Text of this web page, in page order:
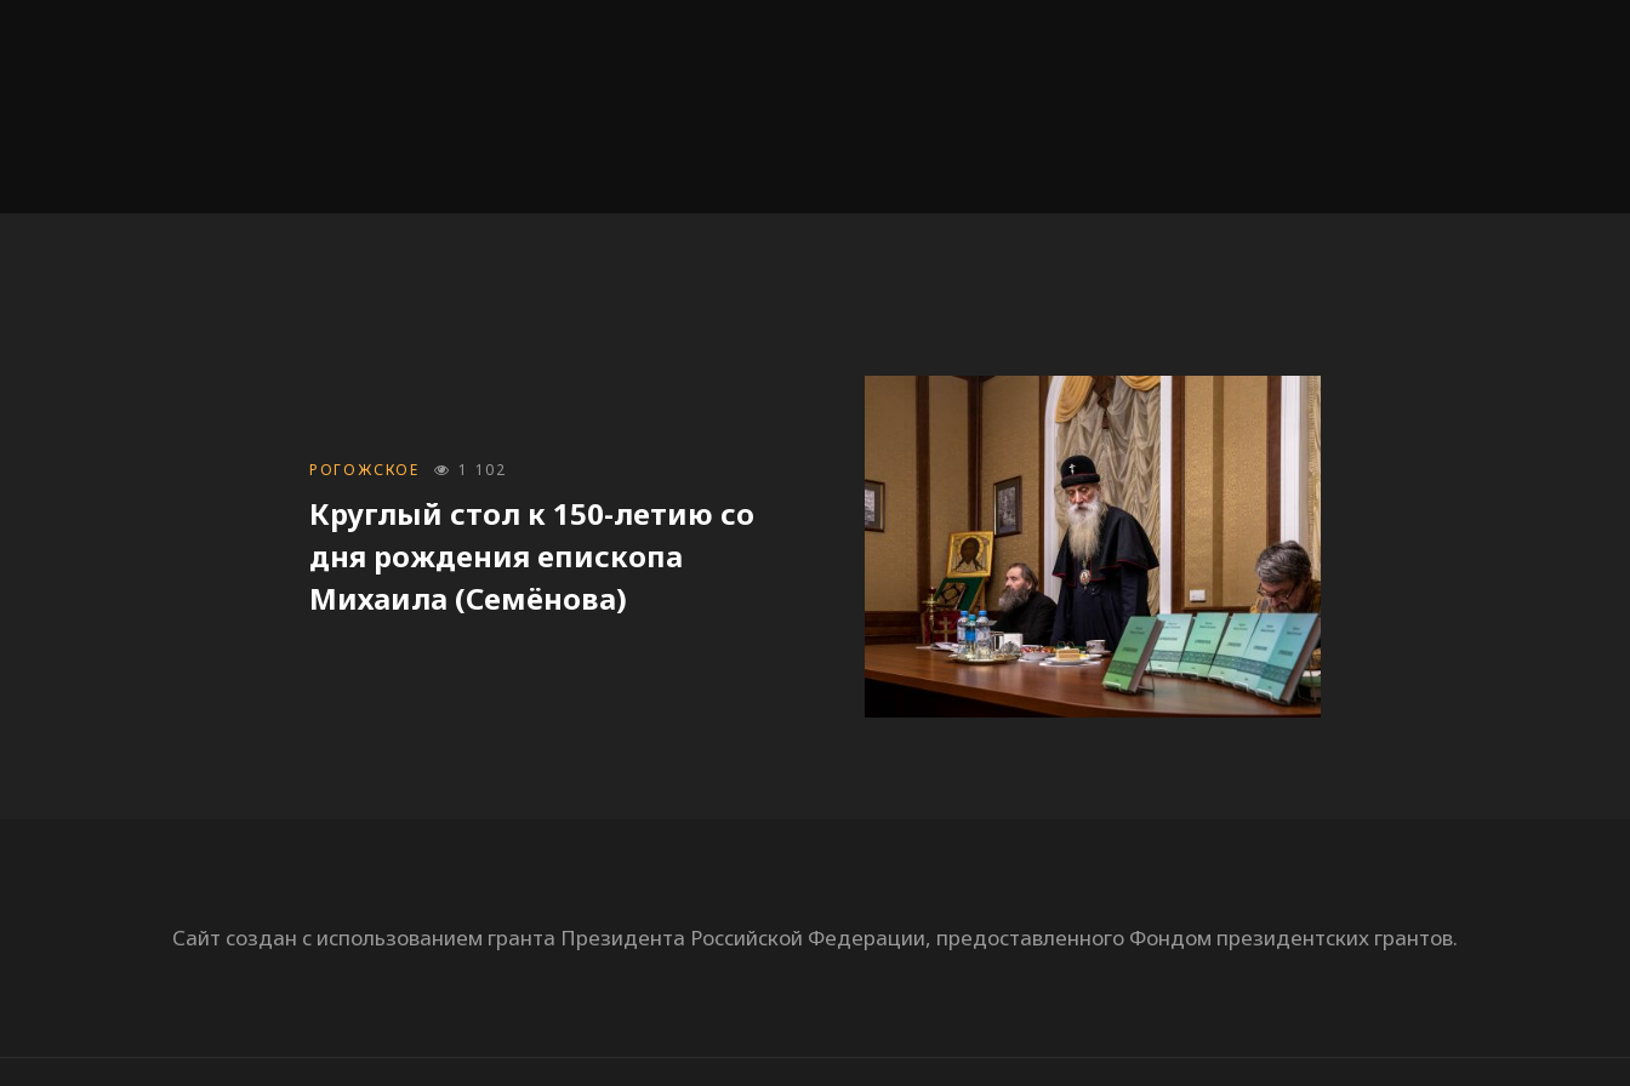
CATEGORIES
РОГОЖСКОЕ 1 102
Круглый стол к 150-летию со
дня рождения епископа
Михаила (Семёнова)
Сайт создан с использованием гранта Президента Российской Федерации, предоставленного Фондом президентских грантов.